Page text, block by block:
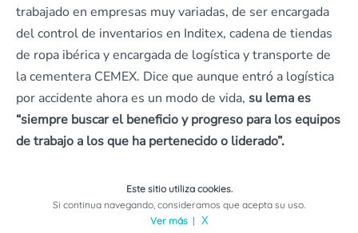
trabajado en empresas muy variadas, de ser encargada
del control de inventarios en Inditex, cadena de tiendas
de ropa ibérica y encargada de logística y transporte de
la cementera CEMEX. Dice que aunque entró a logística
por accidente ahora es un modo de vida, su lema es
“siempre buscar el beneficio y progreso para los equipos
de trabajo a los que ha pertenecido o liderado”.
Jorge Tesler
De nacionalidad Argentina, se graduó como Ingeniero
Este sitio utiliza cookies.
Si continua navegando, consideramos que acepta su uso.
Ver más| X